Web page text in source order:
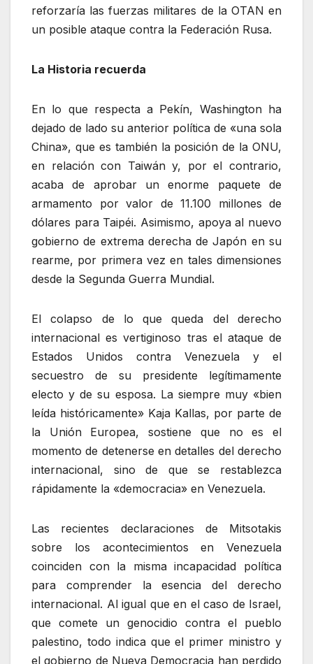
reforzaría las fuerzas militares de la OTAN en
un posible ataque contra la Federación Rusa.
La Historia recuerda
En lo que respecta a Pekín, Washington ha
dejado de lado su anterior política de «una sola
China», que es también la posición de la ONU,
en relación con Taiwán y, por el contrario,
acaba de aprobar un enorme paquete de
armamento por valor de 11.100 millones de
dólares para Taipéi. Asimismo, apoya al nuevo
gobierno de extrema derecha de Japón en su
rearme, por primera vez en tales dimensiones
desde la Segunda Guerra Mundial.
El colapso de lo que queda del derecho
internacional es vertiginoso tras el ataque de
Estados Unidos contra Venezuela y el
secuestro de su presidente legítimamente
electo y de su esposa. La siempre muy «bien
leída históricamente» Kaja Kallas, por parte de
la Unión Europea, sostiene que no es el
momento de detenerse en detalles del derecho
internacional, sino de que se restablezca
rápidamente la «democracia» en Venezuela.
Las recientes declaraciones de Mitsotakis
sobre los acontecimientos en Venezuela
coinciden con la misma incapacidad política
para comprender la esencia del derecho
internacional. Al igual que en el caso de Israel,
que comete un genocidio contra el pueblo
palestino, todo indica que el primer ministro y
el gobierno de Nueva Democracia han perdido